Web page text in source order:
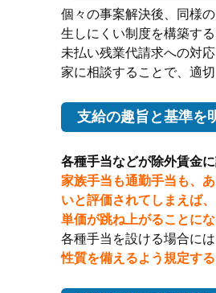
個々の事案解決後、同様
生しにくい制度を構築す
未払い残業代請求への対
家に相談することで、適
支給の趣旨と基準を
各種手当などが除外賃金
家族手当も通勤手当も、
いと評価されてしまえば
単価が跳ね上がることに
各種手当を設ける場合に
性質を備えるよう規定す